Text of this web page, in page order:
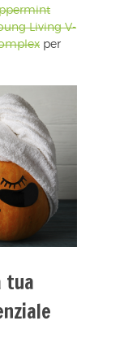
Living V-
per
tua